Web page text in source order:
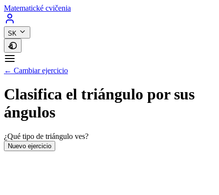
Matematické cvičenia
SK
← Cambiar ejercicio
Clasifica el triángulo por sus
ángulos
¿Qué tipo de triángulo ves?
Nuevo ejercicio